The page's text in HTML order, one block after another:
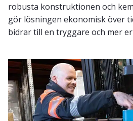
robusta konstruktionen och
gör lösningen ekonomisk över
bidrar till en tryggare och mer